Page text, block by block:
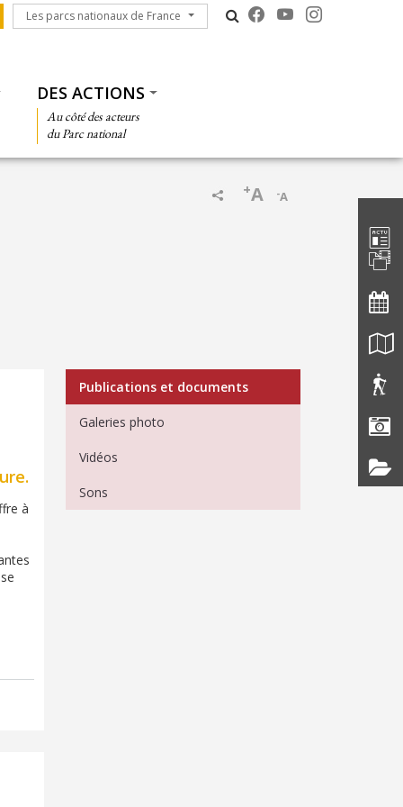
Les parcs nationaux de France
Les parcs nationaux de France
DES ACTIONS
Au côté des acteurs
du Parc national
-A
+A
à
Menu Médiathèque
Publications et documents
Galeries photo
Vidéos
Sons